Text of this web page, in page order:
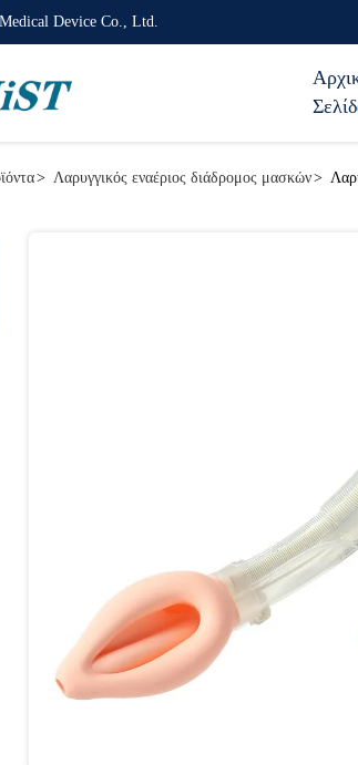
Device Co., Ltd.
> Λαρυγγικός εναέριος διάδρομος μασκών>